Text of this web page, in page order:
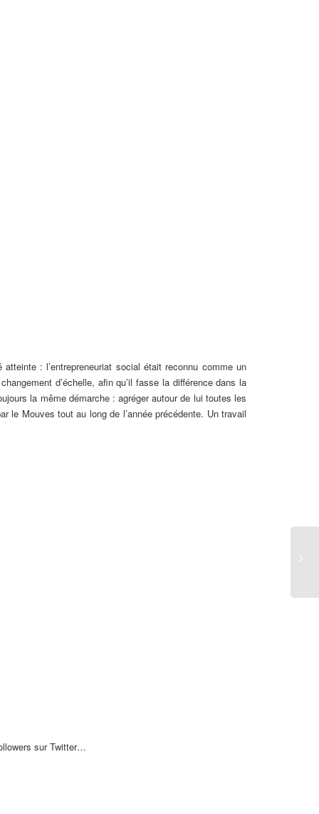
: l’entrepreneuriat social était reconnu comme un
d’échelle, afin qu’il fasse la différence dans la
la même démarche : agréger autour de lui toutes les
le Mouves tout au long de l’année précédente. Un travail
sur Twitter…